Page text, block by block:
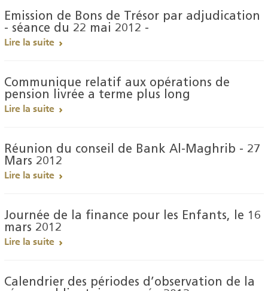
Emission de Bons de Trésor par adjudication
- séance du 22 mai 2012 -
Lire la suite
Communique relatif aux opérations de
pension livrée a terme plus long
Lire la suite
Réunion du conseil de Bank Al-Maghrib - 27
Mars 2012
Lire la suite
Journée de la finance pour les Enfants, le 16
mars 2012
Lire la suite
Calendrier des périodes d’observation de la